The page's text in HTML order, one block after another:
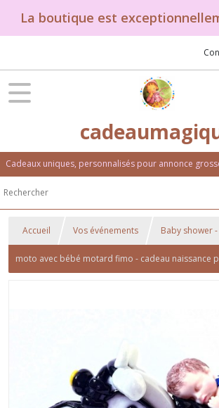
La boutique est
Accueil Vos événements Baby shower
moto avec bébé motard fimo - cadeau naissance